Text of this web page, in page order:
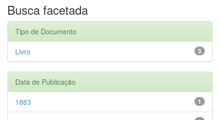
Busca facetada
Tipo de Documento
3
Livro
Data de Publicação
1
1883